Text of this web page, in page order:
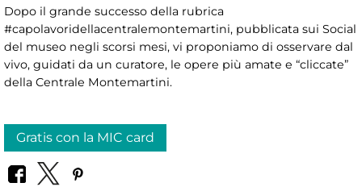
Dopo il grande successo della rubrica
#capolavoridellacentralemontemartini, pubblicata sui Social
del museo negli scorsi mesi, vi proponiamo di osservare dal
vivo, guidati da un curatore, le opere più amate e “cliccate”
della Centrale Montemartini.
Gratis con la MIC card